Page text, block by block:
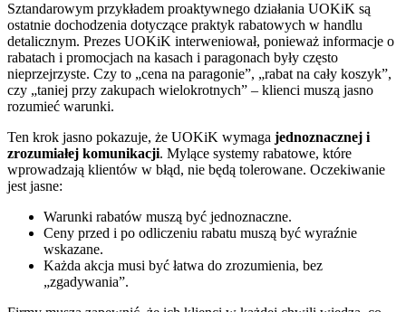
Sztandarowym przykładem proaktywnego działania UOKiK są
ostatnie dochodzenia dotyczące praktyk rabatowych w handlu
detalicznym. Prezes UOKiK interweniował, ponieważ informacje o
rabatach i promocjach na kasach i paragonach były często
nieprzejrzyste. Czy to „cena na paragonie”, „rabat na cały koszyk”,
czy „taniej przy zakupach wielokrotnych” – klienci muszą jasno
rozumieć warunki.
Ten krok jasno pokazuje, że UOKiK wymaga jednoznacznej i
zrozumiałej komunikacji. Mylące systemy rabatowe, które
wprowadzają klientów w błąd, nie będą tolerowane. Oczekiwanie
jest jasne:
Warunki rabatów muszą być jednoznaczne.
Ceny przed i po odliczeniu rabatu muszą być wyraźnie
wskazane.
Każda akcja musi być łatwa do zrozumienia, bez
„zgadywania”.